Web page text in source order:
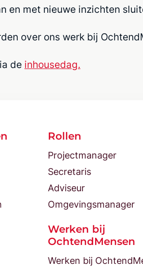
en met nieuwe inzichten
over ons werk bij
de inhousedag.
Rollen
Projectmanager
Secretaris
Adviseur
Omgevingsmanager
Werken bij
OchtendMensen
Werken bij